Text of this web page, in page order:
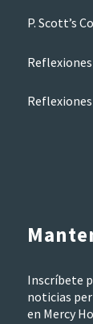
P. Scott’s
Inscríbete
noticias
en Mercy